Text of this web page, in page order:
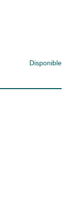
Disponible